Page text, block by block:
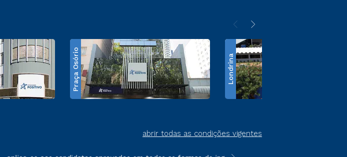
Praça Osório Londrina
abrir todas as condições vigentes